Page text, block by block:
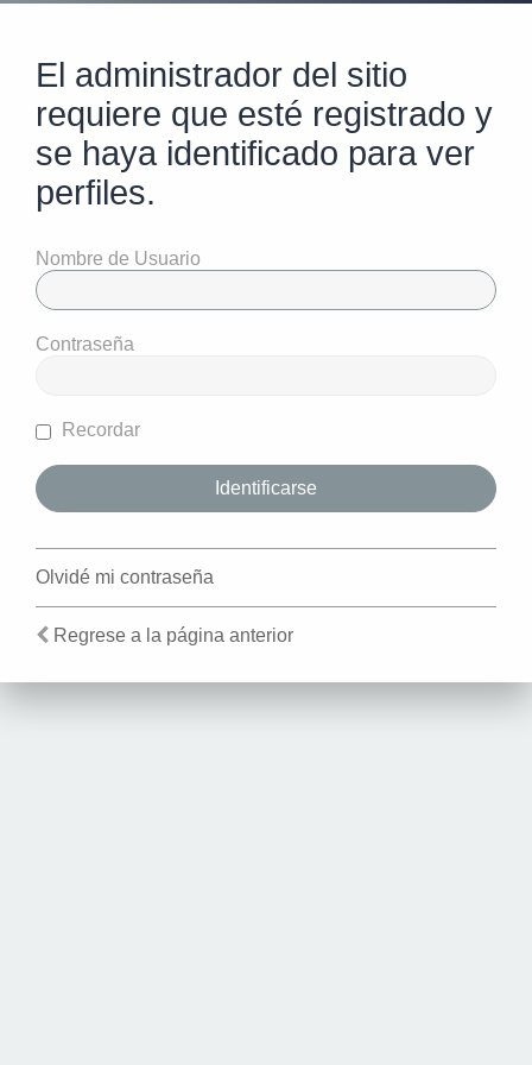
El administrador del sitio
requiere que esté registrado y
se haya identificado para ver
perfiles.
Nombre de Usuario
Contraseña
Recordar
Olvidé mi contraseña
Regrese a la página anterior